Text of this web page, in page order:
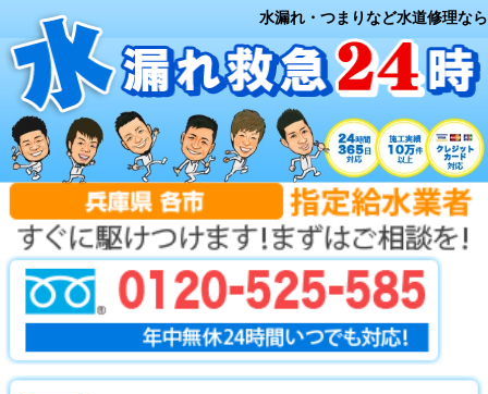
水漏れ・つまりなど水道修理なら